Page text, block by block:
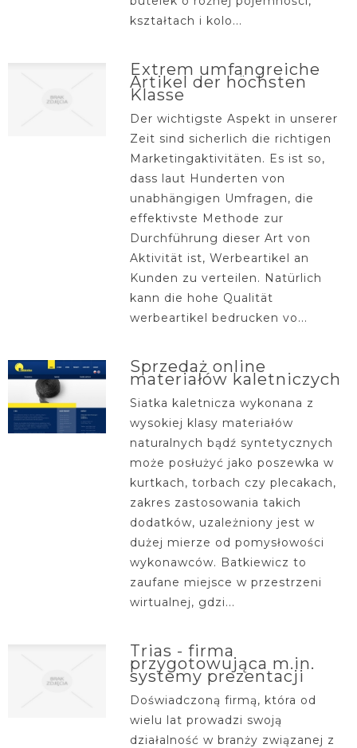
kształtach i kolo...
Extrem umfangreiche
Artikel der höchsten
Klasse
Der wichtigste Aspekt in unserer
Zeit sind sicherlich die richtigen
Marketingaktivitäten. Es ist so,
dass laut Hunderten von
unabhängigen Umfragen, die
effektivste Methode zur
Durchführung dieser Art von
Aktivität ist, Werbeartikel an
Kunden zu verteilen. Natürlich
kann die hohe Qualität
werbeartikel bedrucken vo...
Sprzedaż online
materiałów kaletniczych
Siatka kaletnicza wykonana z
wysokiej klasy materiałów
naturalnych bądź syntetycznych
może posłużyć jako poszewka w
kurtkach, torbach czy plecakach,
zakres zastosowania takich
dodatków, uzależniony jest w
dużej mierze od pomysłowości
wykonawców. Batkiewicz to
zaufane miejsce w przestrzeni
wirtualnej, gdzi...
Trias - firma
przygotowująca m.in.
systemy prezentacji
Doświadczoną firmą, która od
wielu lat prowadzi swoją
działalność w branży związanej z